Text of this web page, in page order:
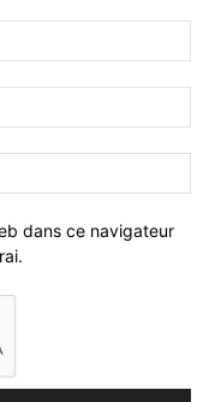
dans ce navigateur